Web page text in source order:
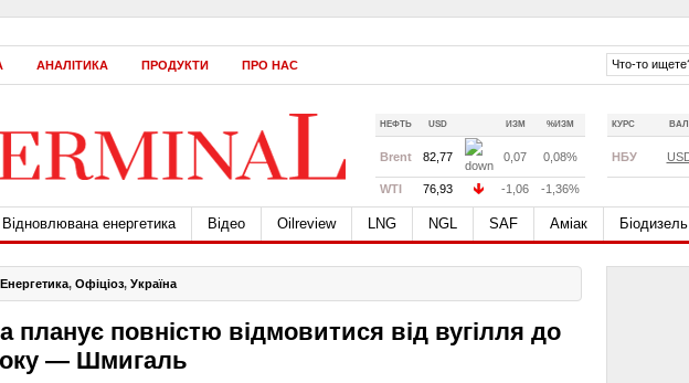
АНАЛІТИКА ПРОДУКТИ ПРО НАС
КУРС ВАЛ
НБУ
НЕФТЬ USD ИЗМ %ИЗМ
Brent 82,77 0,07 0,08%
WTI 76,93 -1,06 -1,36%
Відновлювана енергетика Відео Oilreview LNG NGL SAF Аміак Біодизель
Енергетика, Офіціоз, Україна
планує повністю відмовитися від вугілля до
— Шмигаль